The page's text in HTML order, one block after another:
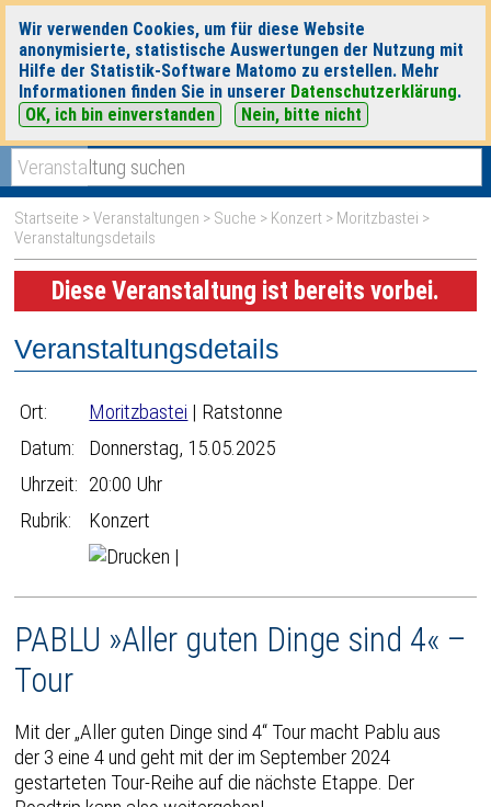
Wir verwenden Cookies, um für diese Website
anonymisierte, statistische Auswertungen der Nutzung mit
Hilfe der Statistik-Software Matomo zu erstellen. Mehr
Informationen finden Sie in unserer Datenschutzerklärung.
OK, ich bin einverstanden
Nein, bitte nicht
heute|morgen|
Startseite >Veranstaltungen > Suche > Konzert > Moritzbastei >
Veranstaltungsdetails
Diese Veranstaltung ist bereits vorbei.
Veranstaltungsdetails
Ort: Moritzbastei | Ratstonne
Datum:
Donnerstag, 15.05.2025
Uhrzeit: 20:00 Uhr
Rubrik:
Konzert
|
PABLU »Aller guten Dinge sind 4« –
Tour
Mit der „Aller guten Dinge sind 4“ Tour macht Pablu aus
der 3 eine 4 und geht mit der im September 2024
gestarteten Tour-Reihe auf die nächste Etappe. Der